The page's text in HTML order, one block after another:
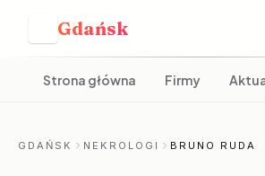
Gdańsk
Strona główna Firmy
GDAŃSK NEKROLOGI BRUNO RUDA